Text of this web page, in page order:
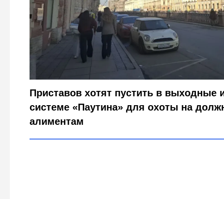
Алименты и "Паутина": теперь должников будут
прицелом
фото Городовой ру
Приставов хотят пустить в выходные
системе «Паутина» для охоты на
алиментам